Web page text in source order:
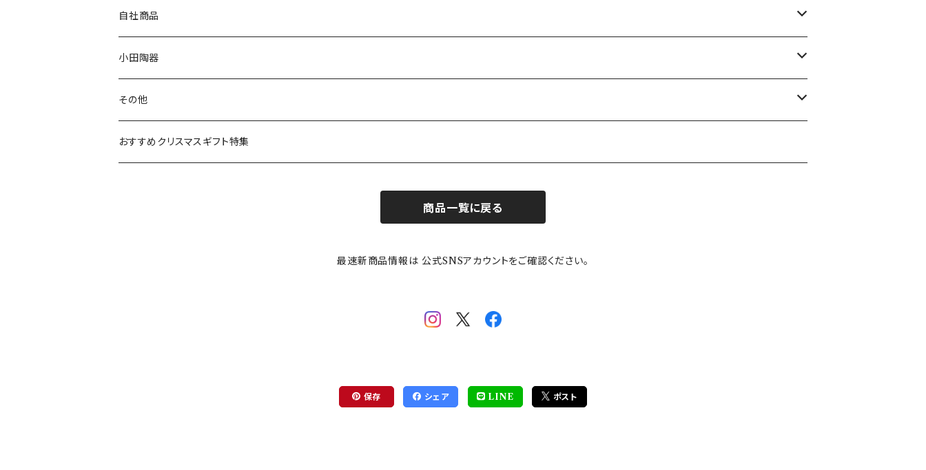
プレート
ボウル
ガラスウェア
カトラリー
80th記念アイテム
リトルミイの日記念アイテム
MOOMIN ANIMATION
スヌーピー
ピーターラビット
ポケットモンスター
LA AMYS(エミーズ)
LISA LARSON(リサラーソン)
LAURA ASHLEY(ローラ アシュレイ)
Finlayson(フィンレイソン)
自社商品
ねこ企画
Cecera(セセラ)
CELEC(セレック)
小田陶器
さざなみ
吉祥
その他
リサイクル食器
おすすめクリスマスギフト特集
商品一覧に戻る
最速新商品情報は 公式SNSアカウントをご確認ください。
保存 シェア LINE ポスト